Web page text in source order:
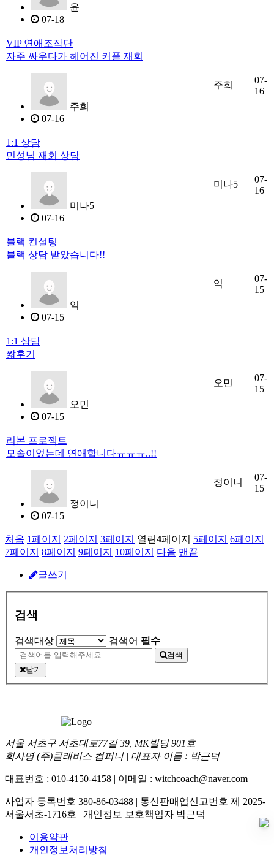
윤
07-18
VIP 연애조작단
자주 싸우다가 헤어진 커플 재회
주희
07-16
주희
07-
16
1:1 상담
민성님 재회 상담
미나5
07-16
미나5
07-
16
블랙 컨설팅
블랙 상담 받았습니다!!
익
07-15
익
07-
15
1:1 상담
짧후기
오민
07-15
오민
07-
15
리본 프로젝트
모솔이었는데 연애합니다ㅠㅠㅠ..!!
정이니
07-15
정이니
07-
15
처음 1페이지 2페이지 3페이지 열린4페이지 5페이지 6페이지
7페이지 8페이지 9페이지 10페이지 다음 맨끝
글쓰기
검색
검색대상 검색어 필수
검색
닫기
서울 서초구 서초대로77길 39, MK빌딩 901호
회사명 (주)클래비스 컴퍼니 | 대표자 이름 : 박근덕
대표번호 : 010-4150-4158 | 이메일 : witchcoach@naver.com
사업자 등록번호 380-86-03488 | 통신판매업신고번호 제 2025-
서울서초-1716호 | 개인정보 보호책임자 박근덕
이용약관
개인정보처리방침